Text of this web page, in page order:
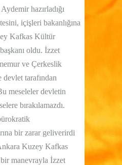
hazırladığı
içişleri bakanlığına
Kafkas Kültür
oldu. İzzet
ve Çerkeslik
tarafından
meseleler devletin
bırakılamazdı.
bir zarar geliverirdi
Kuzey Kafkas
manevrayla İzzet